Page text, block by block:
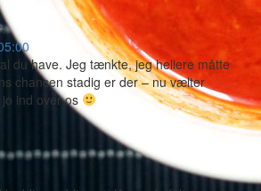
du have. Jeg tænkte, jeg hellere måtte
chancen stadig er der – nu vælter
ind over os